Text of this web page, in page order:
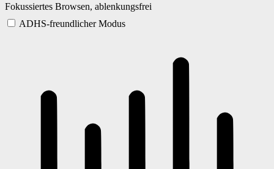
Fokussiertes Browsen, ablenkungsfrei
ADHS-freundlicher Modus